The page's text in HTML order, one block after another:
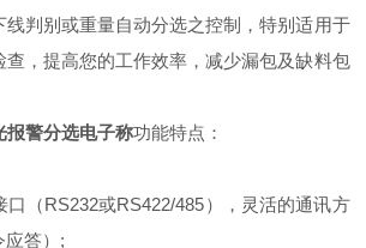
线判别或重量自动分选之控制，特别适用于
查，提高您的工作效率，减少漏包及缺料包
报警分选电子称功能特点：
（RS232或RS422/485），灵活的通讯方
应答）;